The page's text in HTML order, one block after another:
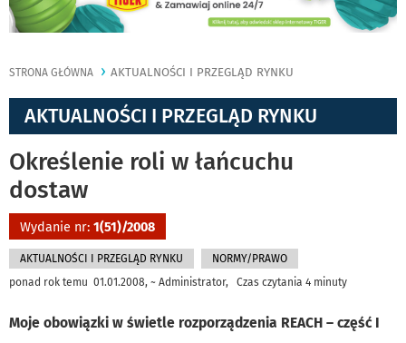
STRONA GŁÓWNA AKTUALNOŚCI I PRZEGLĄD RYNKU
AKTUALNOŚCI I PRZEGLĄD RYNKU
Określenie roli w łańcuchu
dostaw
Wydanie nr: 1(51)/2008
AKTUALNOŚCI I PRZEGLĄD RYNKU
NORMY/PRAWO
ponad rok temu 01.01.2008, ~ Administrator, Czas czytania 4 minuty
Moje obowiązki w świetle rozporządzenia REACH – część I